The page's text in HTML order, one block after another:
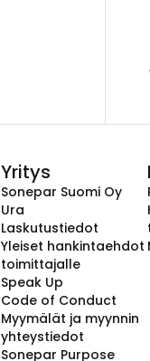
Yritys
Sonepar Suomi Oy
Ura
Laskutustiedot
Yleiset hankintaehdot
toimittajalle
Speak Up
Code of Conduct
Myymälät ja myynnin
yhteystiedot
Sonepar Purpose